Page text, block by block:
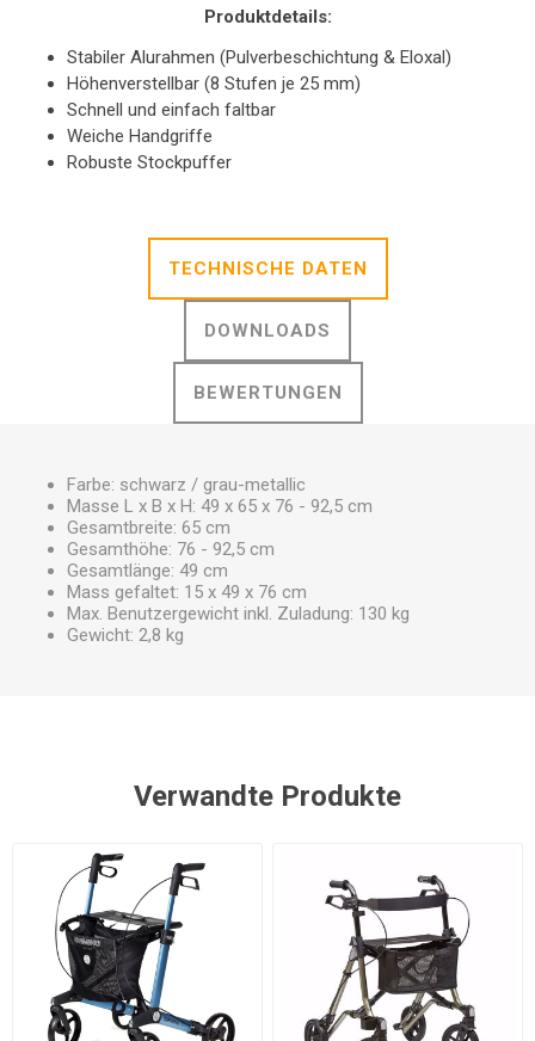
Produktdetails:
Stabiler Alurahmen (Pulverbeschichtung & Eloxal)
Höhenverstellbar (8 Stufen je 25 mm)
Schnell und einfach faltbar
Weiche Handgriffe
Robuste Stockpuffer
TECHNISCHE DATEN
DOWNLOADS
BEWERTUNGEN
Farbe: schwarz / grau-metallic
Masse L x B x H: 49 x 65 x 76 - 92,5 cm
Gesamtbreite: 65 cm
Gesamthöhe: 76 - 92,5 cm
Gesamtlänge: 49 cm
Mass gefaltet: 15 x 49 x 76 cm
Max. Benutzergewicht inkl. Zuladung: 130 kg
Gewicht: 2,8 kg
Verwandte Produkte